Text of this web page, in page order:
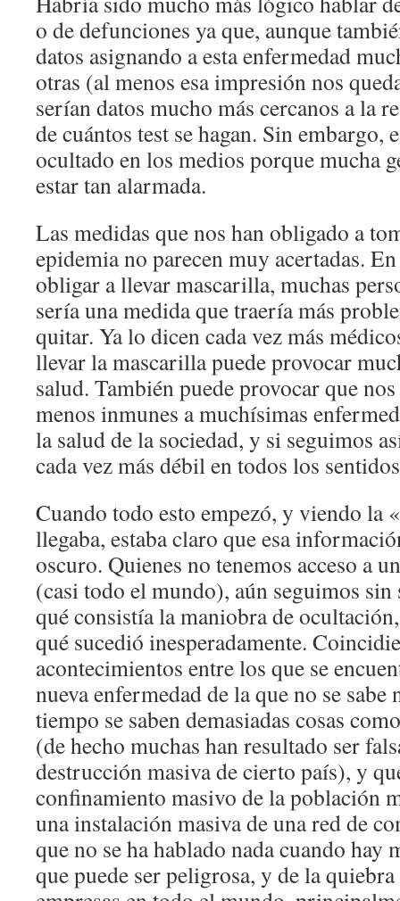
o de defunciones ya que, aunque
datos asignando a esta enfermedad
otras (al menos esa impresión nos
serían datos mucho más cercanos a la
de cuántos test se hagan. Sin embargo,
ocultado en los medios porque mucha
estar tan alarmada.
Las medidas que nos han obligado a
epidemia no parecen muy acertadas.
obligar a llevar mascarilla, muchas
sería una medida que traería más
quitar. Ya lo dicen cada vez más
llevar la mascarilla puede provocar
salud. También puede provocar que
menos inmunes a muchísimas
la salud de la sociedad, y si seguimos
cada vez más débil en todos los
Cuando todo esto empezó, y viendo la
llegaba, estaba claro que esa
oscuro. Quienes no tenemos acceso a
(casi todo el mundo), aún seguimos sin
qué consistía la maniobra de
qué sucedió inesperadamente.
acontecimientos entre los que se
nueva enfermedad de la que no se sabe
tiempo se saben demasiadas cosas
(de hecho muchas han resultado ser
destrucción masiva de cierto país), y
confinamiento masivo de la población
una instalación masiva de una red de
que no se ha hablado nada cuando hay
que puede ser peligrosa, y de la